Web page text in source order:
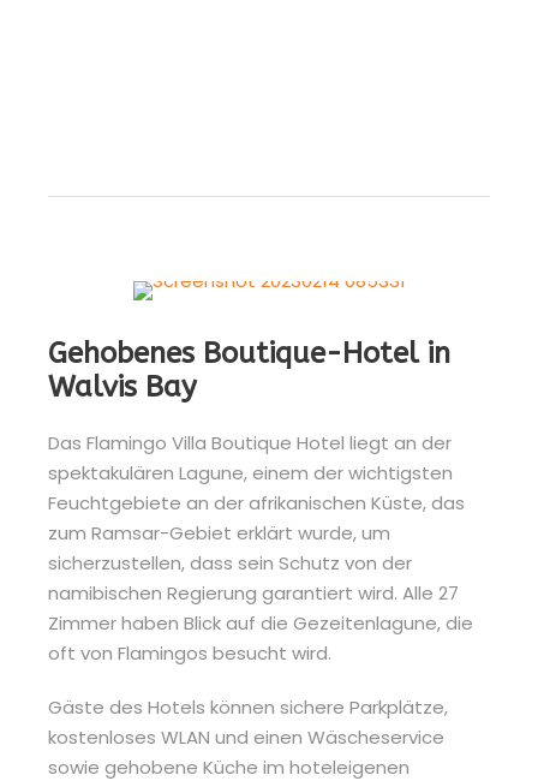
Gehobenes Boutique-Hotel in
Walvis Bay
Das Flamingo Villa Boutique Hotel liegt an der
spektakulären Lagune, einem der wichtigsten
Feuchtgebiete an der afrikanischen Küste, das
zum Ramsar-Gebiet erklärt wurde, um
sicherzustellen, dass sein Schutz von der
namibischen Regierung garantiert wird. Alle 27
Zimmer haben Blick auf die Gezeitenlagune, die
oft von Flamingos besucht wird.
Gäste des Hotels können sichere Parkplätze,
kostenloses WLAN und einen Wäscheservice
sowie gehobene Küche im hoteleigenen